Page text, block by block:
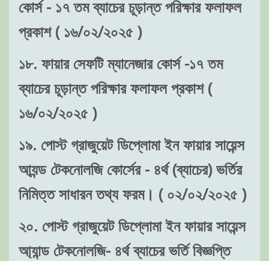
কোর্স - ১৭ তম ব্যাচের চূড়ান্ত পরিক্ষার ফলাফল
প্রকাশ ( ১৬/০২/২০২৫ )
১৮. ফায়ার সেফটি ম্যানেজার কোর্স -১৭ তম
ব্যাচের চূড়ান্ত পরিক্ষার ফলাফল প্রকাশ (
১৬/০২/২০২৫ )
১৯. পোস্ট গ্রাজুয়েট ডিপ্লোমা ইন ফায়ার সায়েন্স
আ্যন্ড টেকনোলজি কোর্সের - ৪র্থ (ব্যাচের) ভর্তির
নিমিত্ত সাধারন তথ্য ফরম। ( ০২/০২/২০২৫ )
২০. পোস্ট গ্রাজুয়েট ডিপ্লোমা ইন ফায়ার সায়েন্স
আ্যান্ড টেকনোলজি- ৪র্থ ব্যাচের ভর্তি বিজ্ঞপ্তি